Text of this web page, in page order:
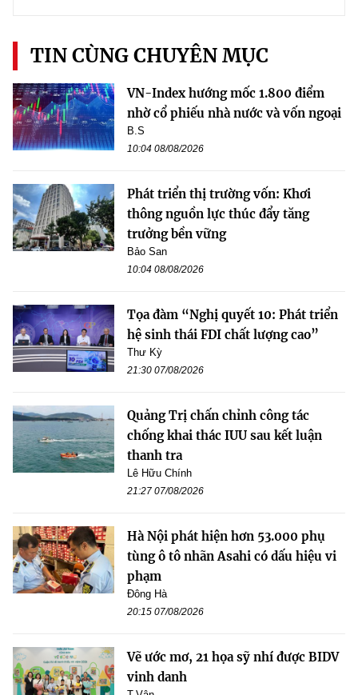
TIN CÙNG CHUYÊN MỤC
VN-Index hướng mốc 1.800 điểm
nhờ cổ phiếu nhà nước và vốn ngoại
B.S
10:04 08/08/2026
Phát triển thị trường vốn: Khơi
thông nguồn lực thúc đẩy tăng
trưởng bền vững
Bảo San
10:04 08/08/2026
Tọa đàm “Nghị quyết 10: Phát triển
hệ sinh thái FDI chất lượng cao”
Thư Kỳ
21:30 07/08/2026
Quảng Trị chấn chỉnh công tác
chống khai thác IUU sau kết luận
thanh tra
Lê Hữu Chính
21:27 07/08/2026
Hà Nội phát hiện hơn 53.000 phụ
tùng ô tô nhãn Asahi có dấu hiệu vi
phạm
Đông Hà
20:15 07/08/2026
Vẽ ước mơ, 21 họa sỹ nhí được BIDV
vinh danh